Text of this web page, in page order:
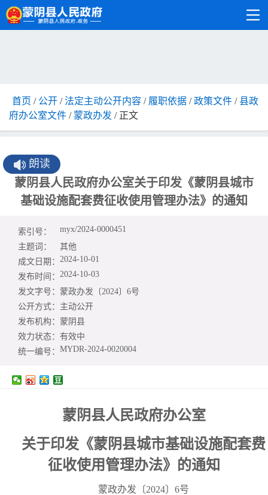
首页 / 公开 /法定主动公开内容 / 履职依据 /政策文件 / 县政
府办公室文件 / 蒙政办发 / 正文
朗读
蒙阴县人民政府办公室关于印发《蒙阴县城市
基础设施配套费征收使用管理办法》的通知
索引号：
myx/2024-0000451
主题词：
其他
成文日期： 2024-10-01
发布时间： 2024-10-03
发文字号： 蒙政办发〔2024〕6号
公开方式： 主动公开
发布机构： 蒙阴县
效力状态： 有效中
统一编号： MYDR-2024-0020004
蒙阴县人民政府办公室
关于印发《蒙阴县城市基础设施配套费
征收使用管理办法》的通知
蒙政办发〔2024〕6号